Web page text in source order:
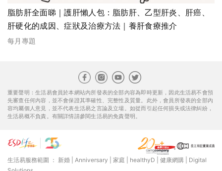
脂肪肝全面睇｜護肝懶人包：脂肪肝、乙型肝炎、肝癌、
肝硬化的成因、症狀及治療方法｜養肝食療推介
每月專題
重要聲明：生活易會員於本網站內所發表的全部內容為即時更新，因此生活易不會預
先審查任何內容，並不會保證其準確性、完整性及質量。此外，會員所發表的全部內
容均屬個人意見，並不代表生活易之言論及立場。如從而引起任何損失或法律糾紛，
生活易概不負責。有關詳情請參閱生活易的免責聲明。
生活易服務範圍 ： 新婚 Anniversary 家庭 healthyD 健康網購
Digital